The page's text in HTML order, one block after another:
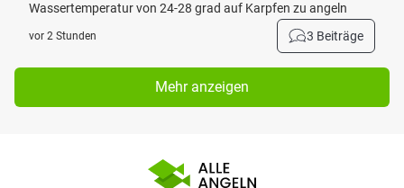
Wassertemperatur von 24-28 grad auf Karpfen zu angeln
vor 2 Stunden 3 Beiträge
Mehr anzeigen